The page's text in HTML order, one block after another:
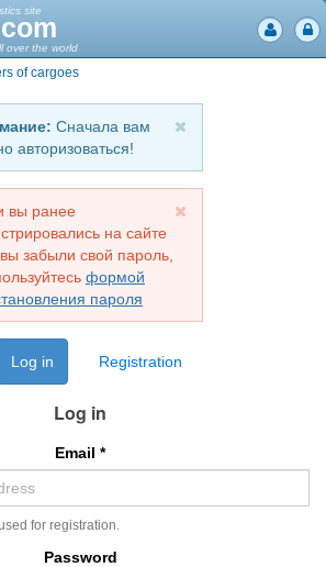
site
over the world
of cargoes
Сначала вам
авторизоваться!
вы ранее
на сайте
забыли свой пароль,
формой
пароля
Log in Registration
Log in
Email *
for registration.
Password